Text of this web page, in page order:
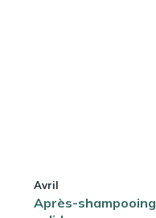
Avril
Après-shampooing